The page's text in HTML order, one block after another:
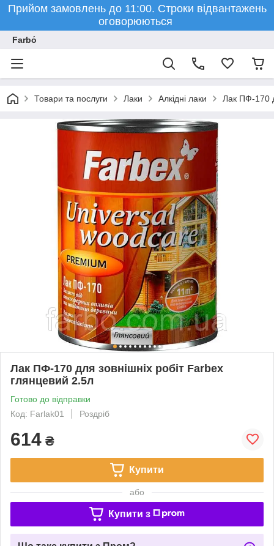
Прийом замовлень до 11:00. Строки відвантажень
оговорюються
Farbо́
Товари та послуги Лаки Алкідні лаки Лак ПФ-170
Лак ПФ-170 для зовнішніх робіт Farbex
глянцевий 2.5л
Готово до відправки
Код: Farlak01
Роздріб
614 ₴
Купити
або
Купити з